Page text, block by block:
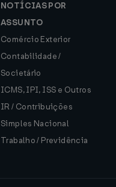
NOTÍCIAS POR
ASSUNTO
Comércio Exterior
Contabilidade /
Societário
ICMS, IPI, ISS e Outros
IR / Contribuições
Simples Nacional
Trabalho / Previdência